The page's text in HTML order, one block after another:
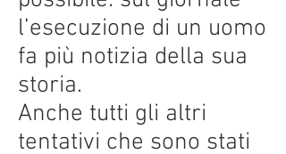
l’esecuzione di un uomo
fa più notizia della sua
storia.
Anche tutti gli altri
tentativi che sono stati